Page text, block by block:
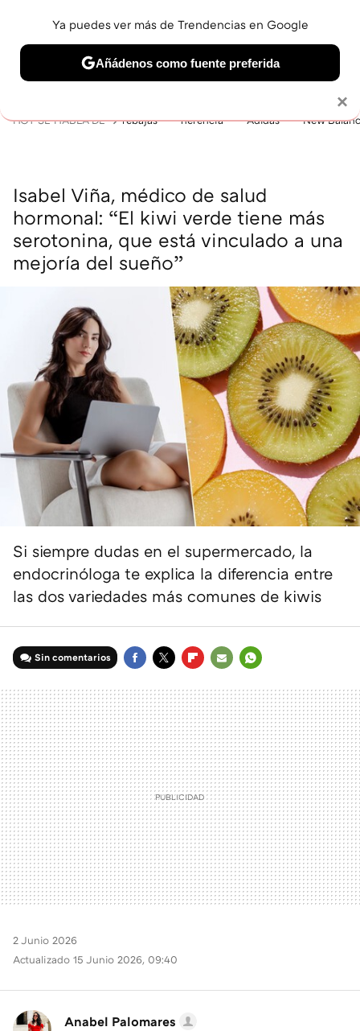
BELLEZA SHOPPING VIAJES GASTRO SNEAKERS
HOY SE HABLA DE rebajas herencia Adidas New
Isabel Viña, médico de salud
hormonal: “El kiwi verde tiene más
serotonina, que está vinculado a una
mejoría del sueño”
Si siempre dudas en el supermercado, la
endocrinóloga te explica la diferencia entre
las dos variedades más comunes de kiwis
Sin comentarios
MAIL
2 Junio 2026
Actualizado 15 Junio 2026, 09:40
Anabel Palomares
×
Ya puedes ver más de Trendencias en Google
Añádenos como fuente preferida